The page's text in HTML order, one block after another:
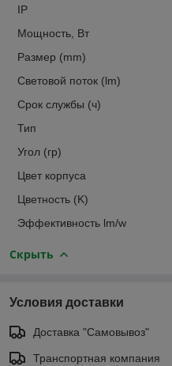
IP
Мощность, Вт
Размер (mm)
Световой поток (lm)
Срок службы (ч)
Тип
Угол (гр)
Цвет корпуса
Цветность (K)
Эффективность lm/w
Скрыть
Условия доставки
Доставка "Самовывоз"
Транспортная компания